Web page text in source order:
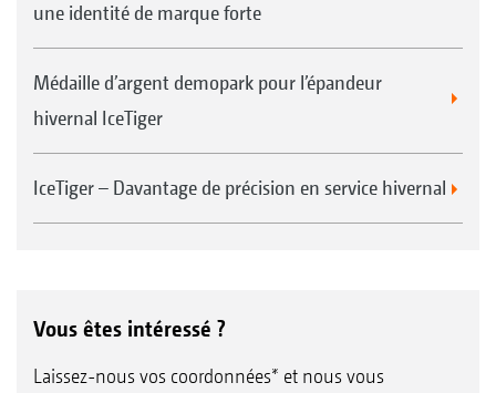
une identité de marque forte
Médaille d’argent demopark pour l’épandeur
hivernal IceTiger
IceTiger – Davantage de précision en service hivernal
Vous êtes intéressé ?
Laissez-nous vos coordonnées* et nous vous